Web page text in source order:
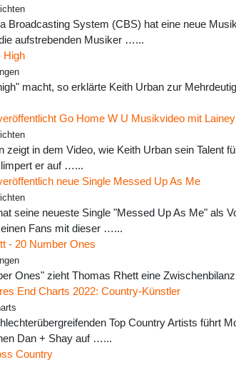
Broadcasting System (CBS) hat eine neue
aufstrebenden Musiker …...
High
macht, so erklärte Keith Urban zur
Go Home W U Musikvideo mit
zeigt in dem Video, wie Keith Urban sein Talent
er auf …...
neue Single Messed Up As Me
seine neueste Single "Messed Up As Me" als
Fans mit dieser …...
- 20 Number Ones
Ones" zieht Thomas Rhett eine
End Charts 2022: Country-Künstler
Top Country Artists führt
Dan + Shay auf …...
Country